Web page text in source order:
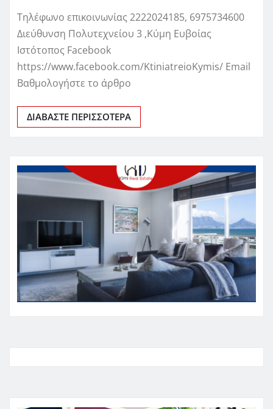
Τηλέφωνο επικοινωνίας 2222024185, 6975734600
Διεύθυνση Πολυτεχνείου 3 ,Κύμη Ευβοίας
Ιστότοπος Facebook
https://www.facebook.com/KtiniatreioKymis/ Email
Βαθμολογήστε το άρθρο
ΔΙΑΒΆΣΤΕ ΠΕΡΙΣΣΌΤΕΡΑ